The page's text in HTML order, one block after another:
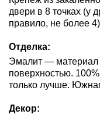
двери в 8 точках (у
правило, не более
Отделка:
Эмалит — материал
поверхностью.
только лучше.
Декор: